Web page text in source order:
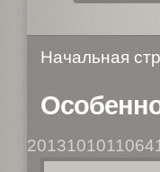
Начальная